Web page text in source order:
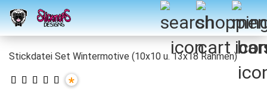
Stickdatei Set Wintermotive (10x10 u. 13x18 Rahmen)
*